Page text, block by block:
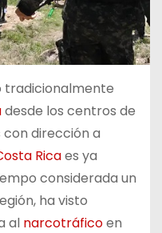
tradicionalmente
desde los centros de
dirección a
Ricaes ya
considerada un
ha visto
al narcotráficoen